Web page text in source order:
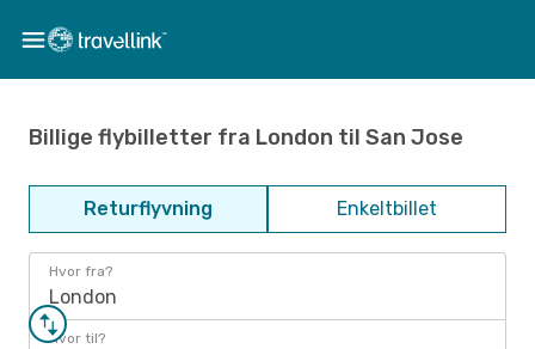
Billige flybilletter fra London til San Jose
Returflyvning Enkeltbillet
Hvor fra?
London
Hvor til?